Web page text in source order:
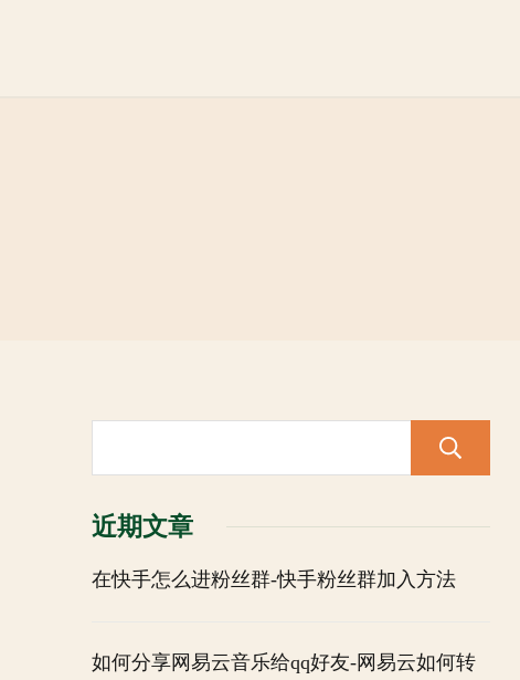
近期文章
在快手怎么进粉丝群-快手粉丝群加入方法
如何分享网易云音乐给qq好友-网易云如何转